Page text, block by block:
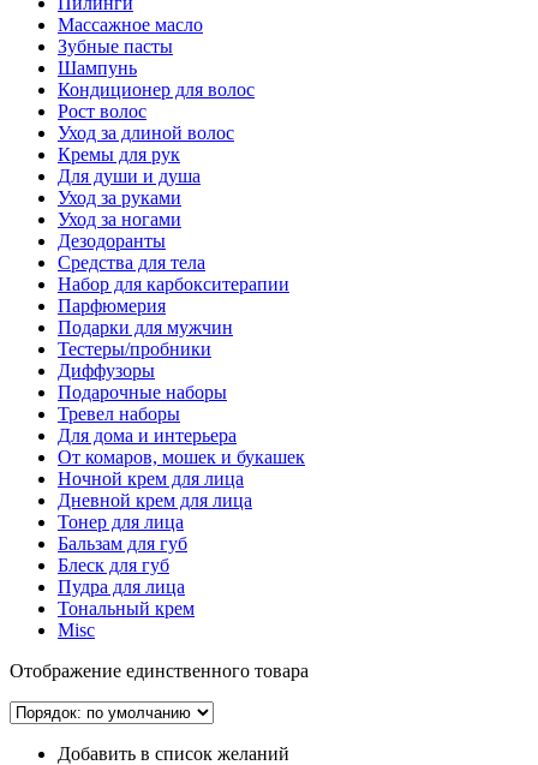
Массажное масло
Зубные пасты
Шампунь
Кондиционер для волос
Рост волос
Уход за длиной волос
Кремы для рук
Для души и душа
Уход за руками
Уход за ногами
Дезодоранты
Средства для тела
Набор для карбокситерапии
Парфюмерия
Подарки для мужчин
Тестеры/пробники
Диффузоры
Подарочные наборы
Тревел наборы
Для дома и интерьера
От комаров, мошек и букашек
Ночной крем для лица
Дневной крем для лица
Тонер для лица
Бальзам для губ
Блеск для губ
Пудра для лица
Тональный крем
Misc
Отображение единственного товара
Добавить в список желаний